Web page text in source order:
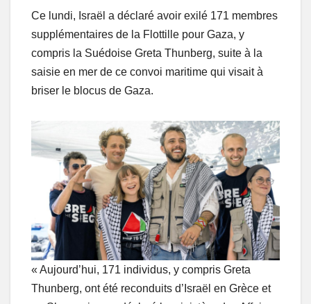
Ce lundi, Israël a déclaré avoir exilé 171 membres
supplémentaires de la Flottille pour Gaza, y
compris la Suédoise Greta Thunberg, suite à la
saisie en mer de ce convoi maritime qui visait à
briser le blocus de Gaza.
« Aujourd’hui, 171 individus, y compris Greta
Thunberg, ont été reconduits d’Israël en Grèce et